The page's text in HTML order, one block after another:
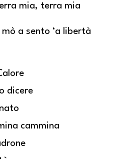
mia, terra mia
mò a sento ‘a libertà
dicere
cammina